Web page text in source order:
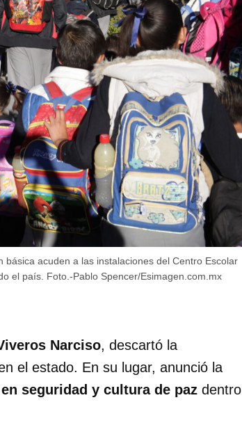
acuden a las instalaciones del Centro Escolar
el país. Foto.-Pablo Spencer/Esimagen.com.mx
Narciso, descartó la
el estado. En su lugar, anunció la
seguridad y cultura de paz dentro